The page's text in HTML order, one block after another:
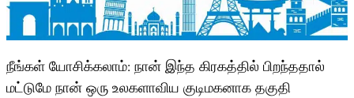
நீங்கள் யோசிக்கலாம்: நான் இந்த கிரகத்தில் பிறந்ததால்
மட்டுமே நான் ஒரு உலகளாவிய குடிமகனாக தகுதி